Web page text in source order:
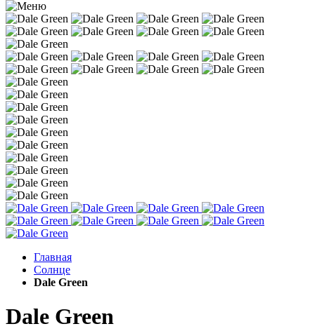
Главная
Солнце
Dale Green
Dale Green